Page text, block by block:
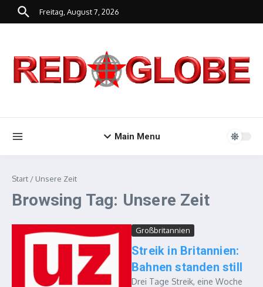
Zum Inhalt springen
Freitag, August 7, 2026
Main Menu
Start / Unsere Zeit
Browsing Tag: Unsere Zeit
Großbritannien
Streik in Britannien:
Bahnen standen still
Drei Tage Streik, eine Woche